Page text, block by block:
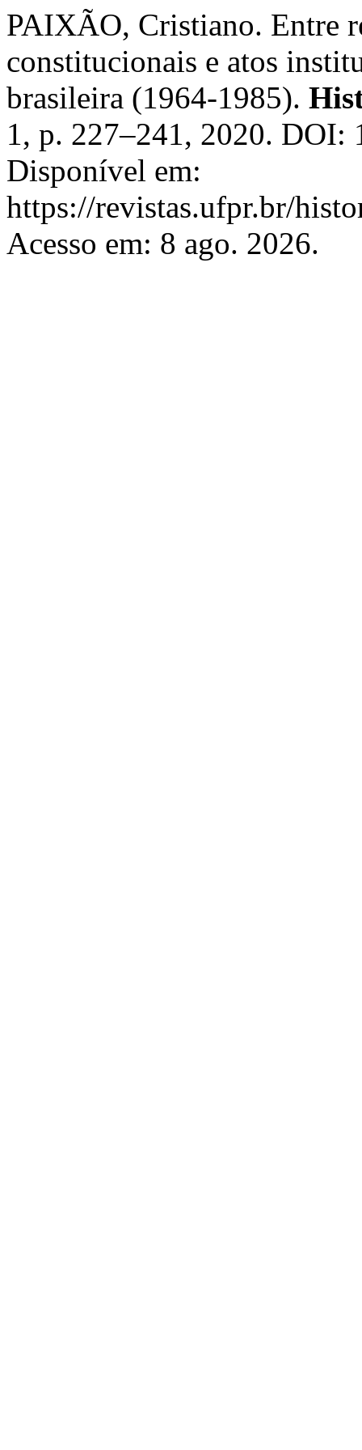
PAIXÃO, Cristiano. Entre
constitucionais e atos
brasileira (1964-1985).
1, p. 227–241, 2020. DOI:
Disponível em:
https://revistas.ufpr.br/
Acesso em: 8 ago. 2026.